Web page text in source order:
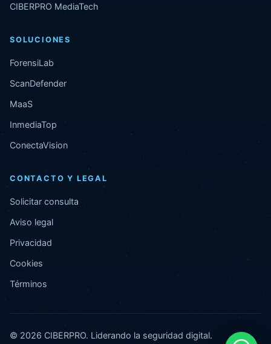
CIBERPRO MediaTech
SOLUCIONES
ForensiLab
ScanDefender
MaaS
InmediaTop
ConectaVision
CONTACTO Y LEGAL
Solicitar consulta
Aviso legal
Privacidad
Cookies
Términos
© 2026 CIBERPRO. Liderando la seguridad digital.